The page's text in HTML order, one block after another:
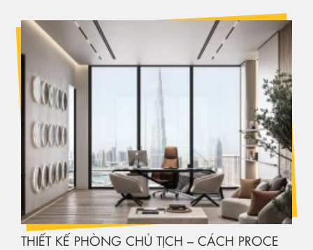
THIẾT KẾ PHÒNG CHỦ TỊCH – CÁCH PROCE